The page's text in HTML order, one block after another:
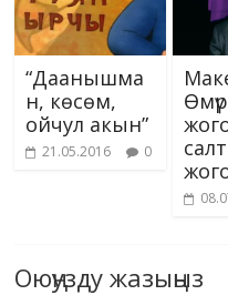
“Даанышма
н, көсөм,
ойчул акын”
21.05.2016 0
салт
Оюңузду жазыңыз